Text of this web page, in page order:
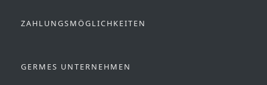
ZAHLUNGSMÖGLICHKEITEN
GERMES UNTERNEHMEN